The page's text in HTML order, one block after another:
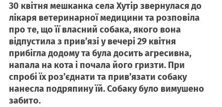
30 квітня мешканка села Хутір звернулася до
лікаря ветеринарної медицини та розповіла
про те, що її власний собака, якого вона
відпустила з прив’язі у вечері 29 квітня
прибігла додому та була досить агресивна,
напала на кота і почала його гризти. При
спробі їх роз’єднати та прив’язати собаку
нанесла подряпину їй. Собаку було вимушено
забито.